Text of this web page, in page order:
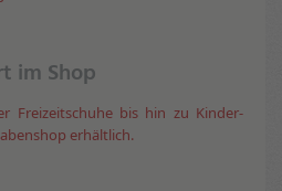
im Shop
Freizeitschuhe bis hin zu Kinder-
erhältlich.